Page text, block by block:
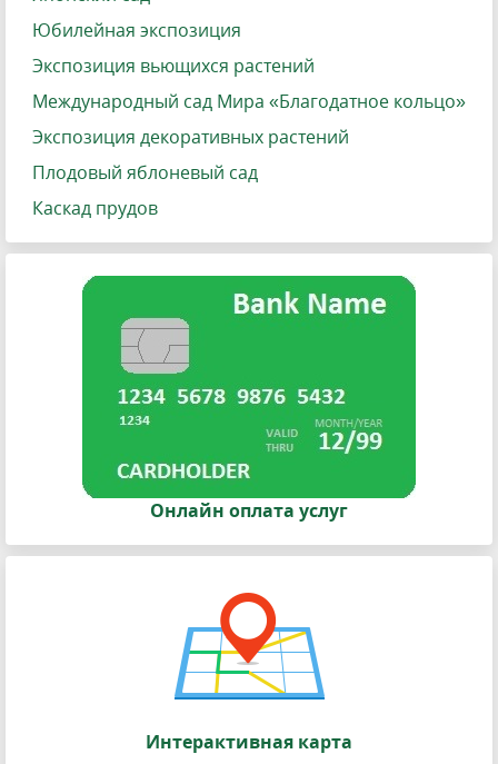
Юбилейная экспозиция
Экспозиция вьющихся растений
Международный сад Мира «Благодатное кольцо»
Экспозиция декоративных растений
Плодовый яблоневый сад
Каскад прудов
Онлайн оплата услуг
Интерактивная карта